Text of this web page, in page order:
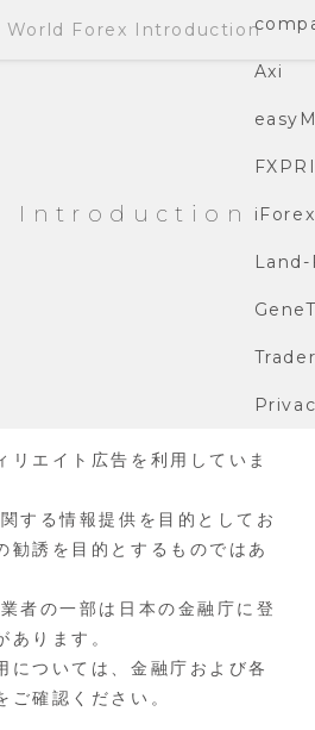
Introduction
Axi
iForex
Land-
エイト広告を利用していま
する情報提供を目的としてお
勧誘を目的とするものではあ
者の一部は日本の金融庁に登
あります。
については、金融庁および各
ご確認ください。
World Forex Introduction